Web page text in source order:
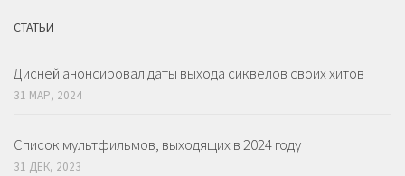
СТАТЬИ
Дисней анонсировал даты выхода сиквелов своих хитов
31 МАР, 2024
Список мультфильмов, выходящих в 2024 году
31 ДЕК, 2023